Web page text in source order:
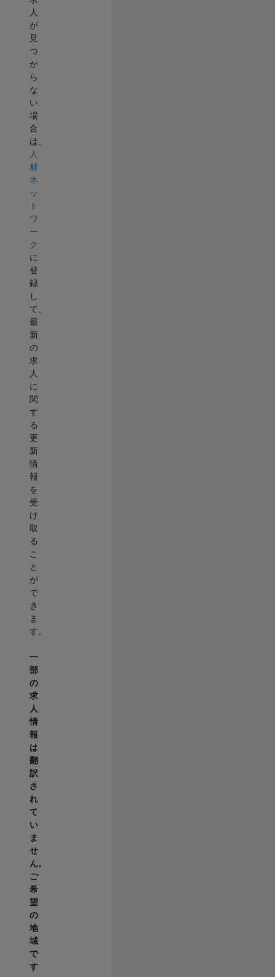
人
が
見
つ
か
ら
な
い
場
合
は、
人
材
ネ
ッ
ト
ワ
ー
ク
に
登
録
し
て、
最
新
の
求
人
に
関
す
る
更
新
情
報
を
受
け
取
る
こ
と
が
で
き
ま
す。
一
部
の
求
人
情
報
は
翻
訳
さ
れ
て
い
ま
せ
ん。
ご
希
望
の
地
域
で
す